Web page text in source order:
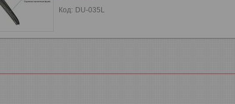
DU-035L